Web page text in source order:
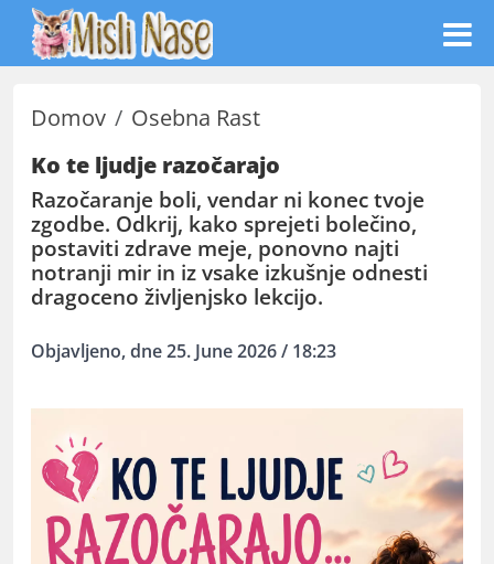
Domov
Osebna Rast
Ko te ljudje razočarajo
Razočaranje boli, vendar ni konec tvoje
zgodbe. Odkrij, kako sprejeti bolečino,
postaviti zdrave meje, ponovno najti
notranji mir in iz vsake izkušnje odnesti
dragoceno življenjsko lekcijo.
Objavljeno, dne 25. June 2026 / 18:23